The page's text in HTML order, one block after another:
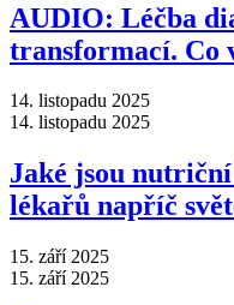
AUDIO: Léčba
transformací. Co
14. listopadu 2025
14. listopadu 2025
Jaké jsou
lékařů napříč
15. září 2025
15. září 2025